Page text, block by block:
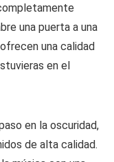
una puerta a una
una calidad
en el
en la oscuridad,
de alta calidad.